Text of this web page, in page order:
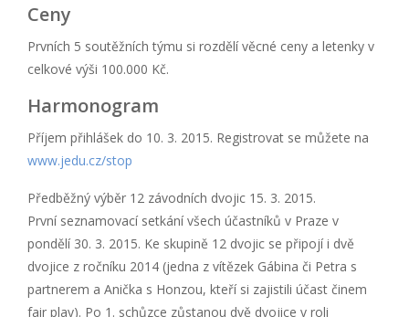
Ceny
Prvních 5 soutěžních týmu si rozdělí věcné ceny a letenky v
celkové výši 100.000 Kč.
Harmonogram
Příjem přihlášek do 10. 3. 2015. Registrovat se můžete na
www.jedu.cz/stop
Předběžný výběr 12 závodních dvojic 15. 3. 2015.
První seznamovací setkání všech účastníků v Praze v
pondělí 30. 3. 2015. Ke skupině 12 dvojic se připojí i dvě
dvojice z ročníku 2014 (jedna z vítězek Gábina či Petra s
partnerem a Anička s Honzou, kteří si zajistili účast činem
fair play). Po 1. schůzce zůstanou dvě dvojice v roli